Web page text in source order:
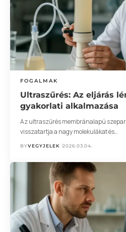
FOGALMAK
Ultraszűrés: Az eljárás
gyakorlati alkalmazása
Az ultraszűrés membránalapú
visszatartja a nagy molekulákat és…
BYVEGYJELEK 2026.03.04.